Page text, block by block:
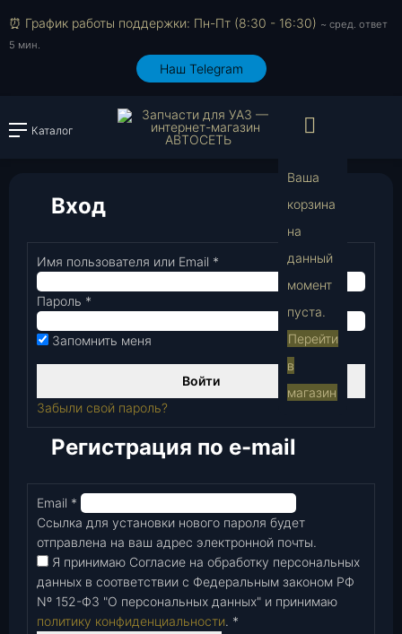
⏰ График работы поддержки: Пн-Пт (8:30 - 16:30) ~ сред. ответ
5 мин.
Наш Telegram
Каталог Войти или
Ваша
корзина
на
данный
момент
пуста.
Перейти
в
магазин
Вход
Имя пользователя или Email * Обязательно
Пароль *
Запомнить меня
Войти
Забыли свой пароль?
Регистрация по e-mail
Email *
Ссылка для установки нового пароля будет
отправлена ​​на ваш адрес электронной почты.
Я принимаю Согласие на обработку персональных
данных в соответствии с Федеральным законом РФ
Nº 152-Ф3 "О персональных данных" и принимаю
политику конфиденциальности. *